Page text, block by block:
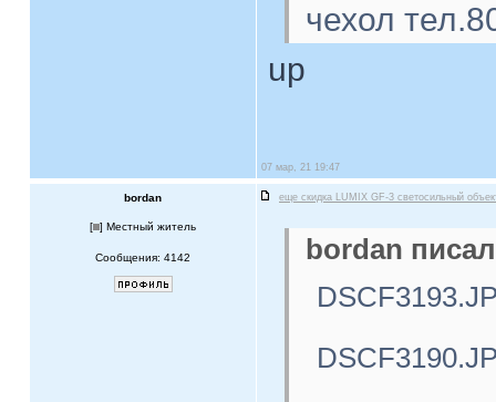
чехол
up
07 мар, 21 19:47
bordan еще скидка LUMIX GF-3 светосильный
[ ] Местный житель
Сообщения: 4142
bordan